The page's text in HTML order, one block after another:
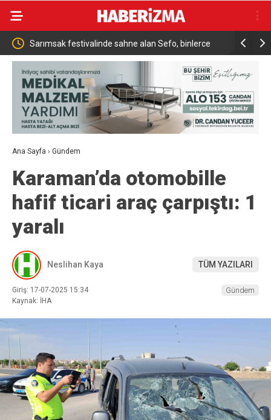
en Sarımsak festivalinde sahne alan Sefo, binlerce
vatandaşa unutulmaz bir gece yaşattı
Sanatçı
Ana Sayfa › Gündem
Karaman’da otomobille
hafif ticari araç çarpıştı: 1
yaralı
Neslihan Kaya TÜM YAZILARI
Giriş: 17-07-2025 15:34
Kaynak: İHA
Gündem